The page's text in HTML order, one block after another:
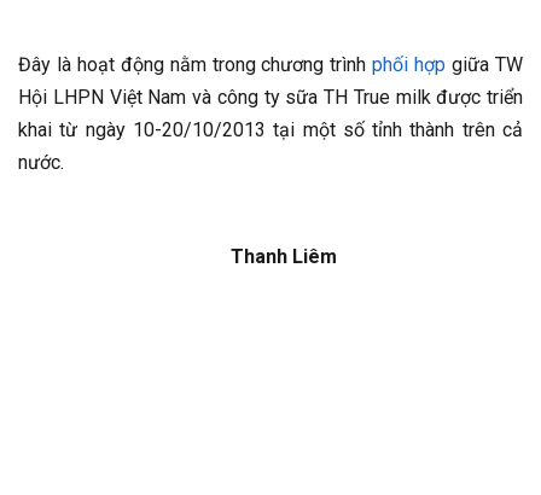
Đây là hoạt động nằm trong chương trìnhphối hợp giữa TW
Hội LHPN Việt Nam và công ty sữa TH True milk được triển
khai từ ngày 10-20/10/2013 tại một số tỉnh thành trên cả
nước.
Thanh Liêm